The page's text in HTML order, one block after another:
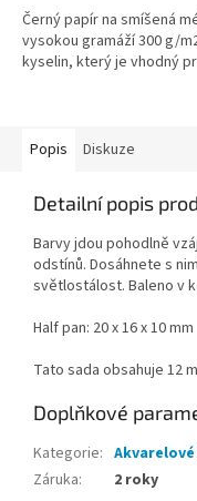
Černý papír na smíšená
vysokou gramáží 300 g/
kyselin, který je vhodný
Popis Diskuze
Detailní popis
Barvy jdou pohodlně
odstínů. Dosáhnete s
světlostálost. Baleno v
Half pan: 20 x 16 x 10 mm
Tato sada obsahuje 12
Doplňkové
Kategorie:
Záruka: 2 roky